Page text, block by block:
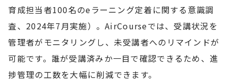
育成担当者100名のeラーニング定着に関する意識調
査、2024年7月実施）。AirCourseでは、受講状況を
管理者がモニタリングし、未受講者へのリマインドが
可能です。誰が受講済みか一目で確認できるため、進
捗管理の工数を大幅に削減できます。